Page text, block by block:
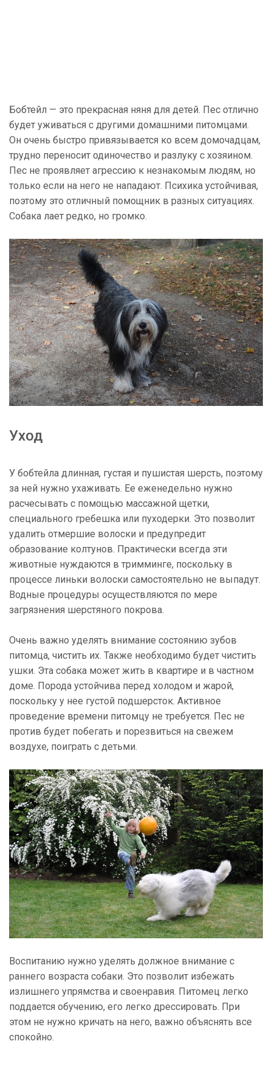
Бобтейл — это прекрасная няня для детей. Пес отлично
будет уживаться с другими домашними питомцами.
Он очень быстро привязывается ко всем домочадцам,
трудно переносит одиночество и разлуку с хозяином.
Пес не проявляет агрессию к незнакомым людям, но
только если на него не нападают. Психика устойчивая,
поэтому это отличный помощник в разных ситуациях.
Собака лает редко, но громко.
Уход
У бобтейла длинная, густая и пушистая шерсть, поэтому
за ней нужно ухаживать. Ее еженедельно нужно
расчесывать с помощью массажной щетки,
специального гребешка или пуходерки. Это позволит
удалить отмершие волоски и предупредит
образование колтунов. Практически всегда эти
животные нуждаются в тримминге, поскольку в
процессе линьки волоски самостоятельно не выпадут.
Водные процедуры осуществляются по мере
загрязнения шерстяного покрова.
Очень важно уделять внимание состоянию зубов
питомца, чистить их. Также необходимо будет чистить
ушки. Эта собака может жить в квартире и в частном
доме. Порода устойчива перед холодом и жарой,
поскольку у нее густой подшерсток. Активное
проведение времени питомцу не требуется. Пес не
против будет побегать и порезвиться на свежем
воздухе, поиграть с детьми.
Воспитанию нужно уделять должное внимание с
раннего возраста собаки. Это позволит избежать
излишнего упрямства и своенравия. Питомец легко
поддается обучению, его легко дрессировать. При
этом не нужно кричать на него, важно объяснять все
спокойно.